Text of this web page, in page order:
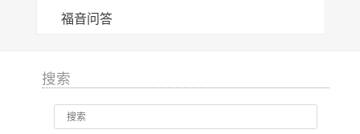
福音问答
搜索